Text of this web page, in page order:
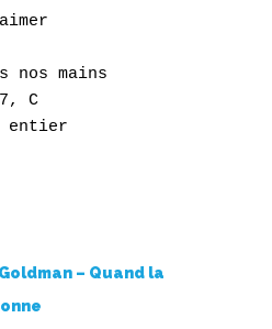
nos mains
C
– Quand la